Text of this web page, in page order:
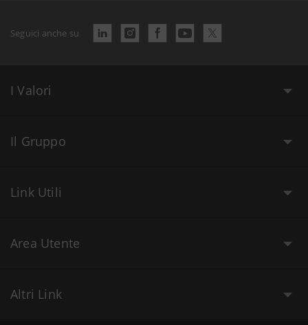
Seguici anche su
I Valori
Il Gruppo
Link Utili
Area Utente
Altri Link